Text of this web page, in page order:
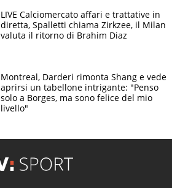
LIVE Calciomercato affari e trattative in
diretta, Spalletti chiama Zirkzee, il Milan
valuta il ritorno di Brahim Diaz
Montreal, Darderi rimonta Shang e vede
aprirsi un tabellone intrigante: "Penso
solo a Borges, ma sono felice del mio
livello"